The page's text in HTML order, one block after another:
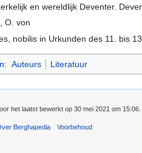
en wereldlijk Deventer.
O. von
nobilis in Urkunden des 11. bis
: Auteurs Literatuur
het laatst bewerkt op 30 mei 2021 om 15:06.
Berghapedia Voorbehoud